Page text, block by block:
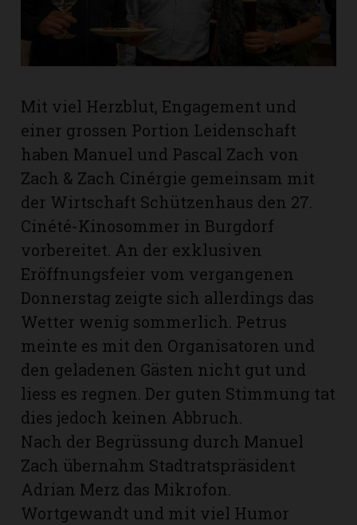
Mit viel Herzblut, Engagement und
einer grossen Portion Leidenschaft
haben Manuel und Pascal Zach von
Zach & Zach Cinérgie gemeinsam mit
der Wirtschaft Schützenhaus den 27.
Cinété-Kinosommer in Burgdorf
vorbereitet. An der exklusiven
Eröffnungsfeier vom vergangenen
Donnerstag zeigte sich allerdings das
Wetter wenig sommerlich. Petrus
meinte es mit den Organisatoren und
den geladenen Gäs­ten nicht gut und
liess es regnen. Der guten Stimmung tat
dies jedoch keinen Abbruch.
Nach der Begrüssung durch Manuel
Zach übernahm Stadtratspräsident
Adrian Merz das Mikrofon.
Wortgewandt und mit viel Humor